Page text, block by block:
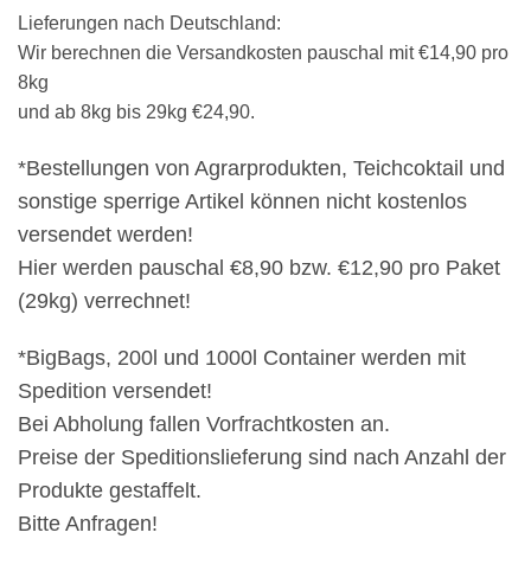
Lieferungen nach Deutschland:
Wir berechnen die Versandkosten pauschal mit €14,90 pro
8kg
und ab 8kg bis 29kg €24,90.
*Bestellungen von Agrarprodukten, Teichcoktail und
sonstige sperrige Artikel können nicht kostenlos
versendet werden!
Hier werden pauschal €8,90 bzw. €12,90 pro Paket
(29kg) verrechnet!
*BigBags, 200l und 1000l Container werden mit
Spedition versendet!
Bei Abholung fallen Vorfrachtkosten an.
Preise der Speditionslieferung sind nach Anzahl der
Produkte gestaffelt.
Bitte Anfragen!